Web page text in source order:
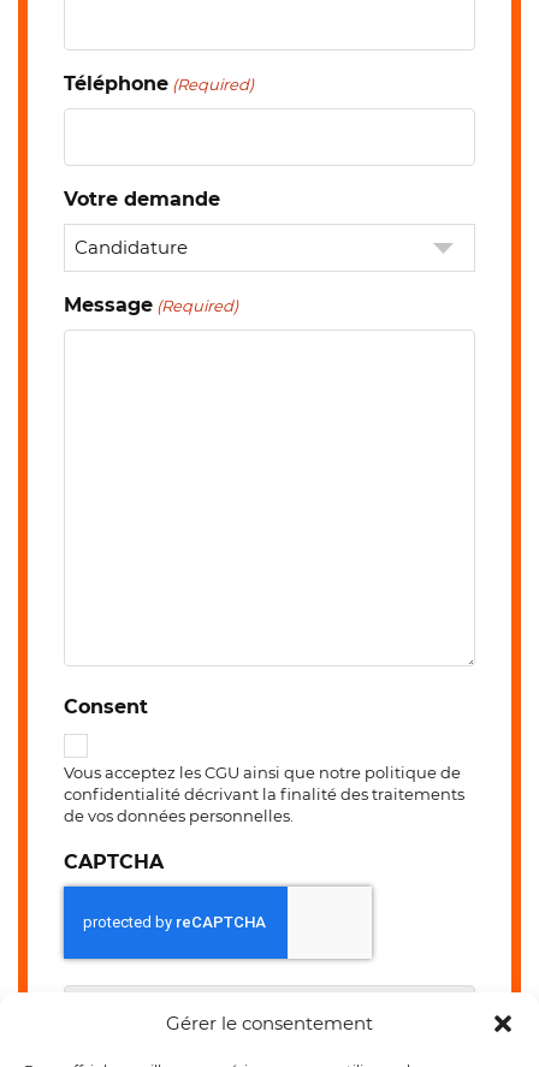
Gérer le consentement
Téléphone (Required)
Votre demande
Message (Required)
Consent
Vous acceptez les CGU ainsi que notre politique de
confidentialité décrivant la finalité des traitements
de vos données personnelles.
CAPTCHA